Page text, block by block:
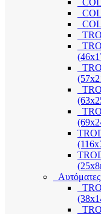
Αυτόματες